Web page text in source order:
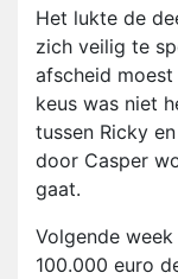
Het lukte de
zich veilig te
afscheid
keus was niet
tussen Ricky
door Casper
gaat.
Volgende
100.000 euro